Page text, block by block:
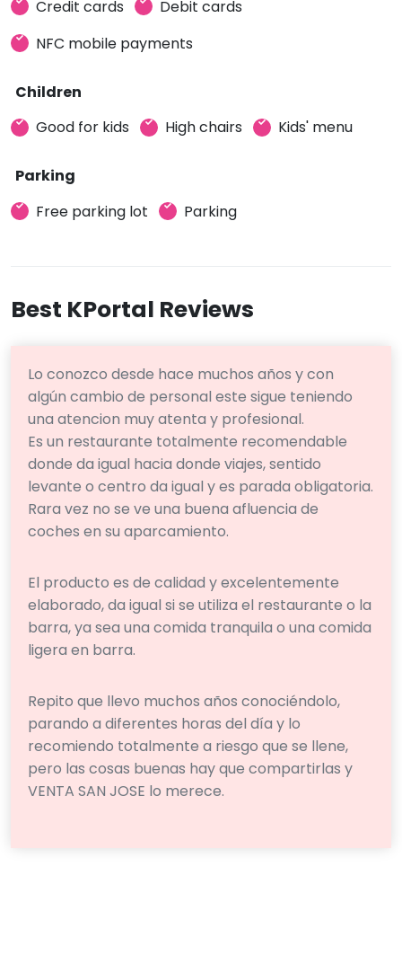
Credit cards
Debit cards
NFC mobile payments
Children
Good for kids
High chairs Kids' menu
Parking
Free parking lot
Parking
Best KPortal Reviews
Lo conozco desde hace muchos años y con
algún cambio de personal este sigue teniendo
una atencion muy atenta y profesional.
Es un restaurante totalmente recomendable
donde da igual hacia donde viajes, sentido
levante o centro da igual y es parada obligatoria.
Rara vez no se ve una buena afluencia de
coches en su aparcamiento.
El producto es de calidad y excelentemente
elaborado, da igual si se utiliza el restaurante o la
barra, ya sea una comida tranquila o una comida
ligera en barra.
Repito que llevo muchos años conociéndolo,
parando a diferentes horas del día y lo
recomiendo totalmente a riesgo que se llene,
pero las cosas buenas hay que compartirlas y
VENTA SAN JOSE lo merece.